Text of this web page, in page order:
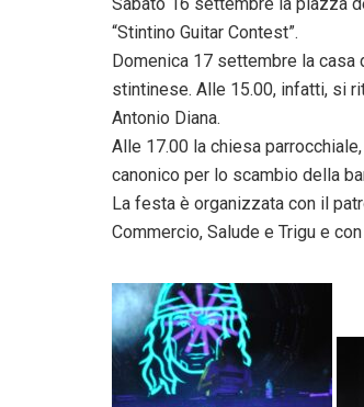
“Stintino Guitar Contest”.
Domenica 17 settembre la
stintinese. Alle 15.00, infatti, si
Antonio Diana.
Alle 17.00 la chiesa
canonico per lo scambio della
La festa è organizzata con il
Commercio, Salude e Trigu e